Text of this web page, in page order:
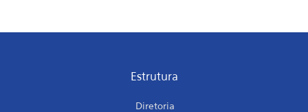
Estrutura
Diretoria